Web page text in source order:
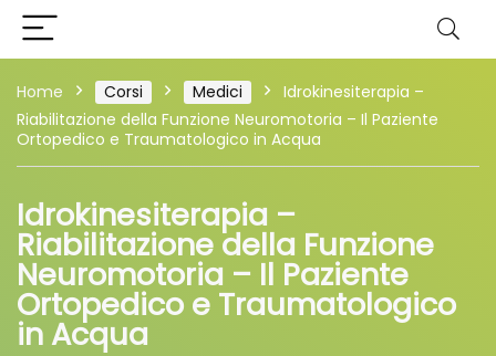
Home Corsi Medici
Idrokinesiterapia –
Riabilitazione della Funzione Neuromotoria – Il Paziente
Ortopedico e Traumatologico in Acqua
Idrokinesiterapia –
Riabilitazione della Funzione
Neuromotoria – Il Paziente
Ortopedico e Traumatologico
in Acqua